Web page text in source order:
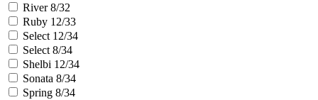
River 8/32
Ruby 12/33
Select 12/34
Select 8/34
Shelbi 12/34
Sonata 8/34
Spring 8/34